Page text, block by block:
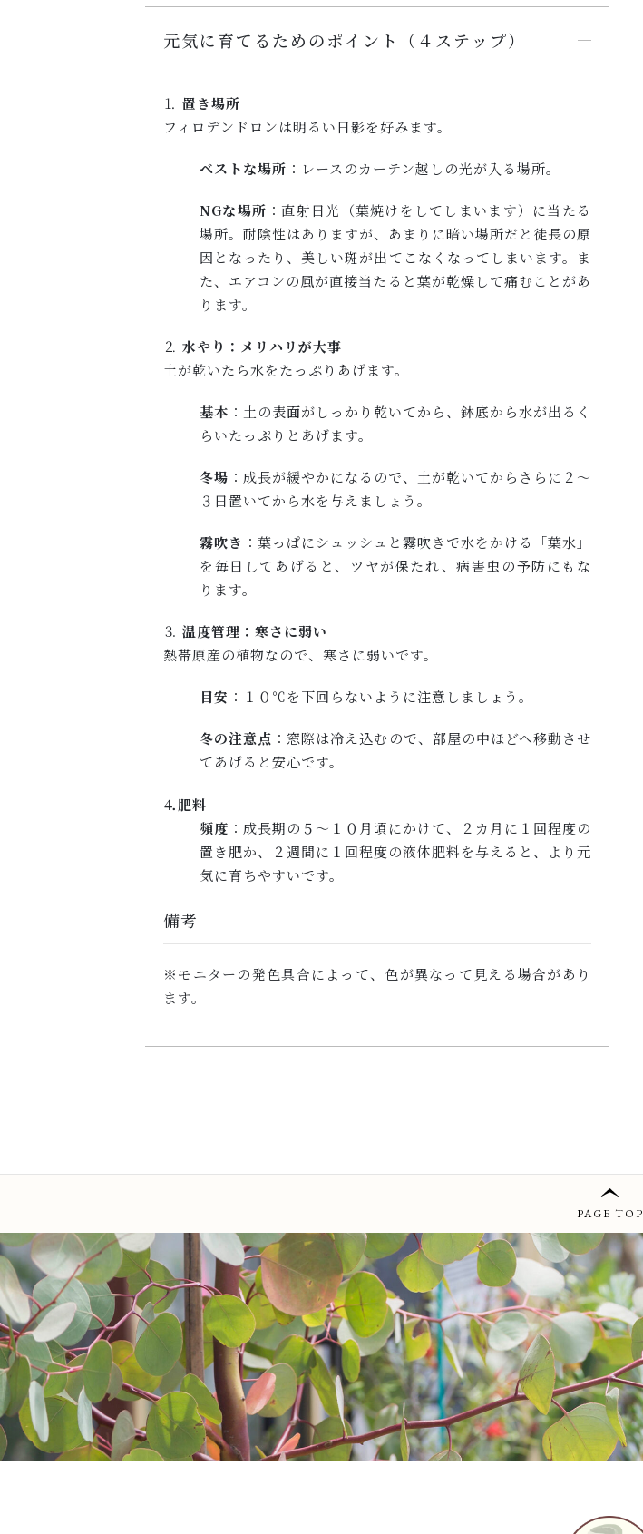
元気に育てるためのポイント（４ステップ）
⒈ 置き場所
フィロデンドロンは明るい日影を好みます。
ベストな場所 ：レースのカーテン越しの光が入る場所。
NGな場所 ：直射日光（葉焼けをしてしまいます）に当たる
場所。耐陰性はありますが、あまりに暗い場所だと徒長の原
因となったり、美しい斑が出てこなくなってしまいます。ま
た、エアコンの風が直接当たると葉が乾燥して痛むことがあ
ります。
⒉ 水やり：メリハリが大事
土が乾いたら水をたっぷりあげます。
基本 ：土の表面がしっかり乾いてから、鉢底から水が出るく
らいたっぷりとあげます。
冬場 ：成長が緩やかになるので、土が乾いてからさらに２～
３日置いてから水を与えましょう。
霧吹き ：葉っぱにシュッシュと霧吹きで水をかける「葉水」
を毎日してあげると、ツヤが保たれ、病害虫の予防にもな
ります。
⒊ 温度管理：寒さに弱い
熱帯原産の植物なので、寒さに弱いです。
目安 ：１０℃を下回らないように注意しましょう。
冬の注意点 ：窓際は冷え込むので、部屋の中ほどへ移動させ
てあげると安心です。
⒋肥料
頻度 ：成長期の５～１０月頃にかけて、２カ月に１回程度の
置き肥か、２週間に１回程度の液体肥料を与えると、より元
気に育ちやすいです。
備考
※モニターの発色具合によって、色が異なって見える場合があり
ます。
PAGE TOP